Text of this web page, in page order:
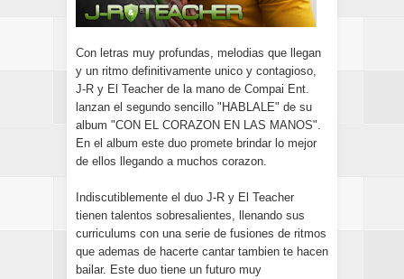
Con letras muy profundas, melodias que llegan
y un ritmo definitivamente unico y contagioso,
J-R y El Teacher de la mano de Compai Ent.
lanzan el segundo sencillo "HABLALE" de su
album "CON EL CORAZON EN LAS MANOS".
En el album este duo promete brindar lo mejor
de ellos llegando a muchos corazon.
Indiscutiblemente el duo J-R y El Teacher
tienen talentos sobresalientes, llenando sus
curriculums con una serie de fusiones de ritmos
que ademas de hacerte cantar tambien te hacen
bailar. Este duo tiene un futuro muy